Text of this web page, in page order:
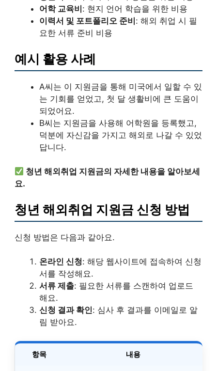
어학 교육비 : 현지 언어 학습을 위한 비용
이력서 및 포트폴리오 준비 : 해외 취업 시 필
요한 서류 준비 비용
예시 활용 사례
A씨는 이 지원금을 통해 미국에서 일할 수 있
는 기회를 얻었고, 첫 달 생활비에 큰 도움이
되었어요.
B씨는 지원금을 사용해 어학원을 등록했고,
덕분에 자신감을 가지고 해외로 나갈 수 있었
답니다.
청년 해외취업 지원금의 자세한 내용을 알아보세
요.
청년 해외취업 지원금 신청 방법
신청 방법은 다음과 같아요.
온라인 신청: 해당 웹사이트에 접속하여 신청
서를 작성해요.
서류 제출: 필요한 서류를 스캔하여 업로드
해요.
신청 결과 확인: 심사 후 결과를 이메일로 알
림 받아요.
항목 내용